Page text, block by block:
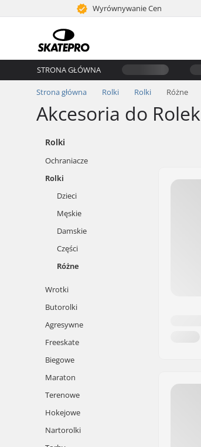
Wyrównywanie Cen
STRONA GŁÓWNA
Strona główna Rolki Rolki Różne
Akcesoria do Rolek
Rolki
Ochraniacze
Rolki
Dzieci
Męskie
Damskie
Części
Różne
Wrotki
Butorolki
Agresywne
Freeskate
Biegowe
Maraton
Terenowe
Hokejowe
Nartorolki